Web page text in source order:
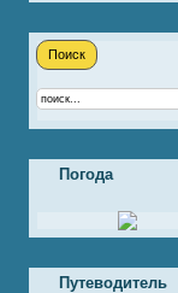
Погода
Путеводитель